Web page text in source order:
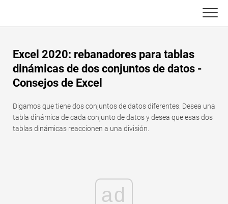
content
Funciones de Excel
Gráfico
Consejos de Excel
C ++
DSA
Excel 2020: rebanadores para tablas
dinámicas de dos conjuntos de datos -
Consejos de Excel
Digamos que tiene dos conjuntos de datos diferentes. Desea una
tabla dinámica de cada conjunto de datos y desea que esas dos
tablas dinámicas reaccionen a una división.
ad